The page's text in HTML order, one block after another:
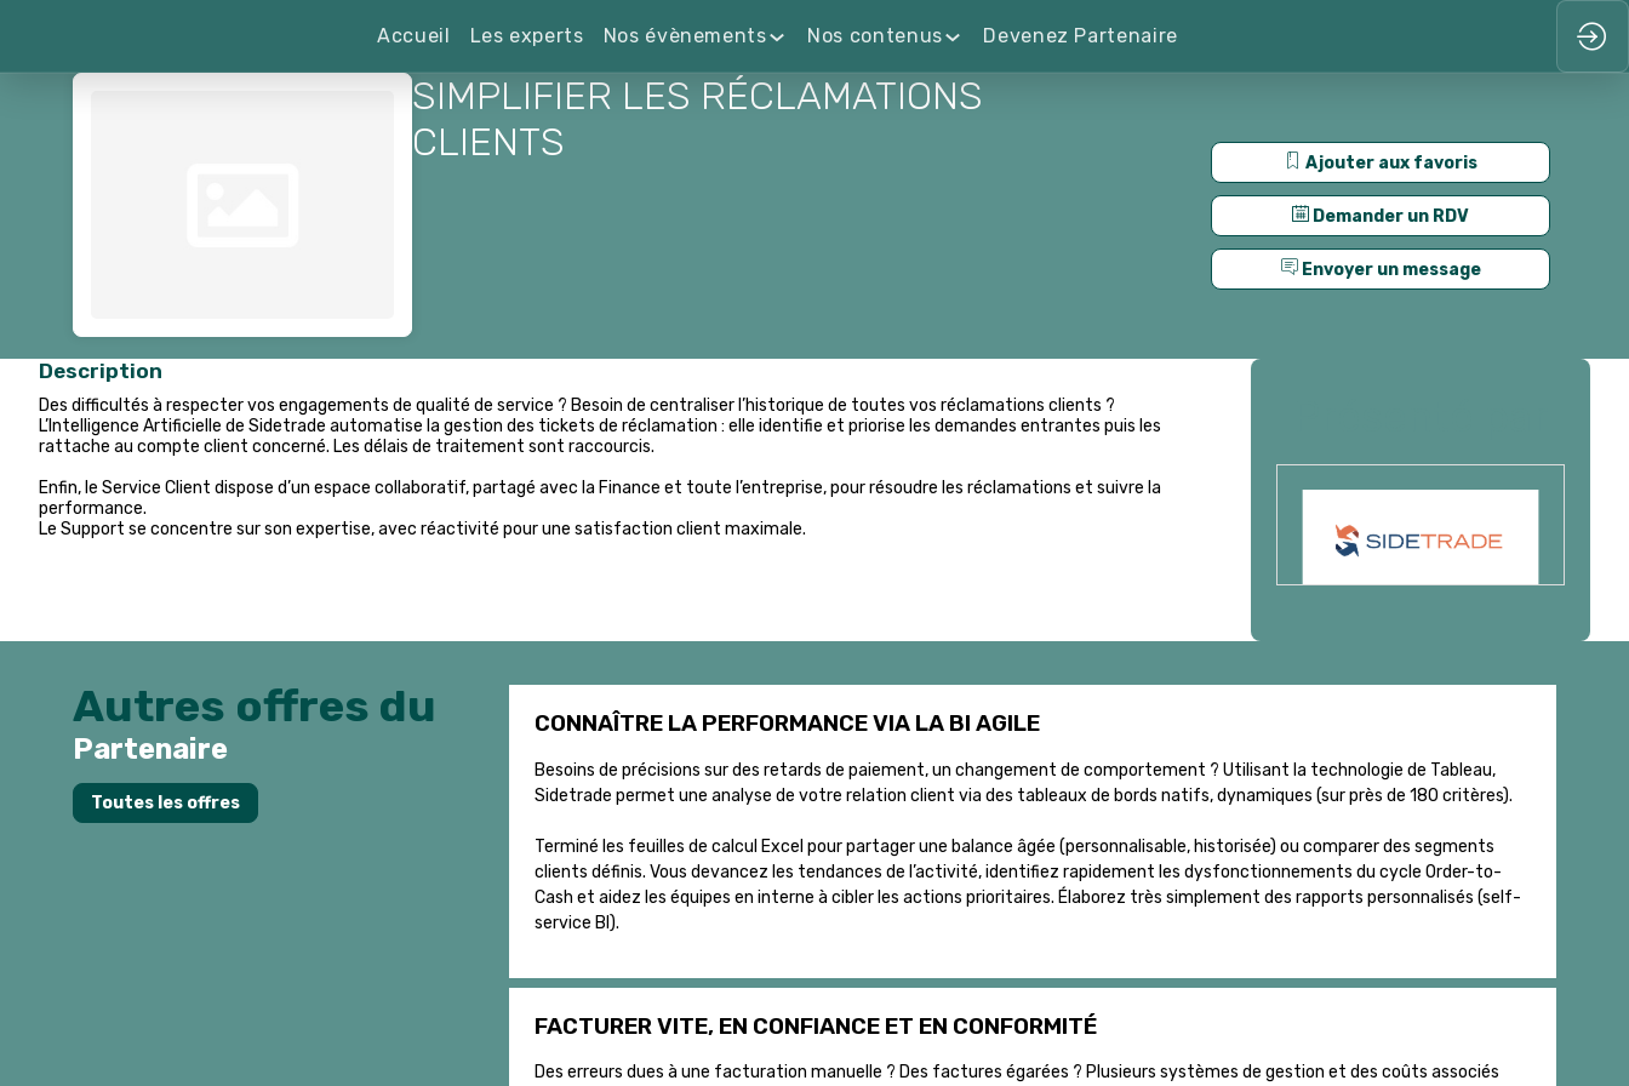
Accueil Les experts Nos évènements Nos contenus Devenez Partenaire
Ajouter aux favoris
Demander un RDV
Envoyer un message
SIMPLIFIER LES RÉCLAMATIONS
CLIENTS
Description
Des difficultés à respecter vos engagements de qualité de service ? Besoin de centraliser l’historique de toutes vos réclamations clients ?
L’Intelligence Artificielle de Sidetrade automatise la gestion des tickets de réclamation : elle identifie et priorise les demandes entrantes puis les
rattache au compte client concerné. Les délais de traitement sont raccourcis.
Enfin, le Service Client dispose d’un espace collaboratif, partagé avec la Finance et toute l’entreprise, pour résoudre les réclamations et suivre la
performance.
Le Support se concentre sur son expertise, avec réactivité pour une satisfaction client maximale.
Autres offres du
Partenaire
Toutes les offres
CONNAÎTRE LA PERFORMANCE VIA LA BI AGILE
Besoins de précisions sur des retards de paiement, un changement de comportement ? Utilisant la technologie de Tableau,
Sidetrade permet une analyse de votre relation client via des tableaux de bords natifs, dynamiques (sur près de 180 critères).
Terminé les feuilles de calcul Excel pour partager une balance âgée (personnalisable, historisée) ou comparer des segments
clients définis. Vous devancez les tendances de l’activité, identifiez rapidement les dysfonctionnements du cycle Order-to-
Cash et aidez les équipes en interne à cibler les actions prioritaires. Élaborez très simplement des rapports personnalisés (self-
service BI).
FACTURER VITE, EN CONFIANCE ET EN CONFORMITÉ
Des erreurs dues à une facturation manuelle ? Des factures égarées ? Plusieurs systèmes de gestion et des coûts associés